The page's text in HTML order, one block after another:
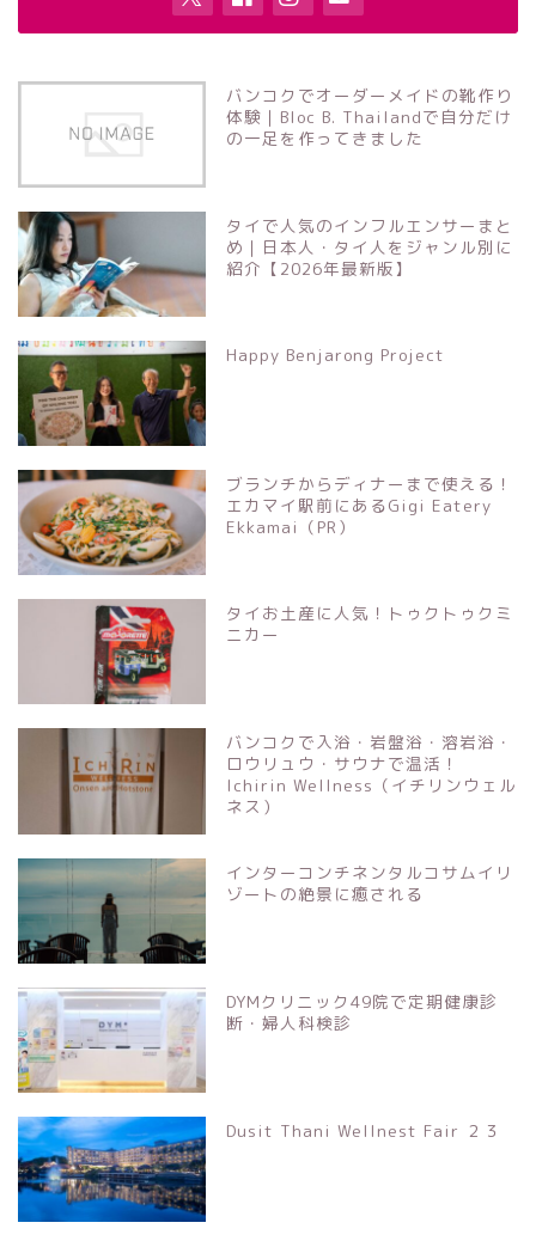
バンコクでオーダーメイドの靴作り
体験｜Bloc B. Thailandで自分だけ
の一足を作ってきました
タイで人気のインフルエンサーまと
め｜日本人・タイ人をジャンル別に
紹介【2026年最新版】
Happy Benjarong Project
ブランチからディナーまで使える！
エカマイ駅前にあるGigi Eatery
Ekkamai（PR）
タイお土産に人気！トゥクトゥクミ
ニカー
バンコクで入浴・岩盤浴・溶岩浴・
ロウリュウ・サウナで温活！
Ichirin Wellness（イチリンウェル
ネス）
インターコンチネンタルコサムイリ
ゾートの絶景に癒される
DYMクリニック49院で定期健康診
断・婦人科検診
Dusit Thani Wellnest Fair ２３